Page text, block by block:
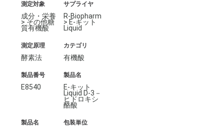
測定対象
成分・栄養
> その他糖
質有機酸
サプライヤ
R-Biopharm
> E-キット
Liquid
測定原理
酵素法
カテゴリ
有機酸
製品番号
E8540
製品名
E-キット
Liquid D-3－
ヒドロキシ
酪酸
製品名 包装単位